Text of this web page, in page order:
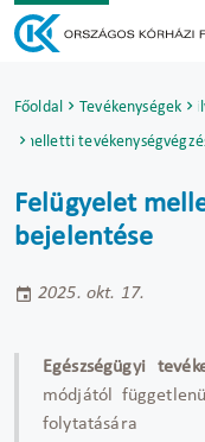
Főoldal Tevékenységek
Működési
melletti
Felügyelet
bejelentése
2025. okt. 17.
Egészségügyi
módjától